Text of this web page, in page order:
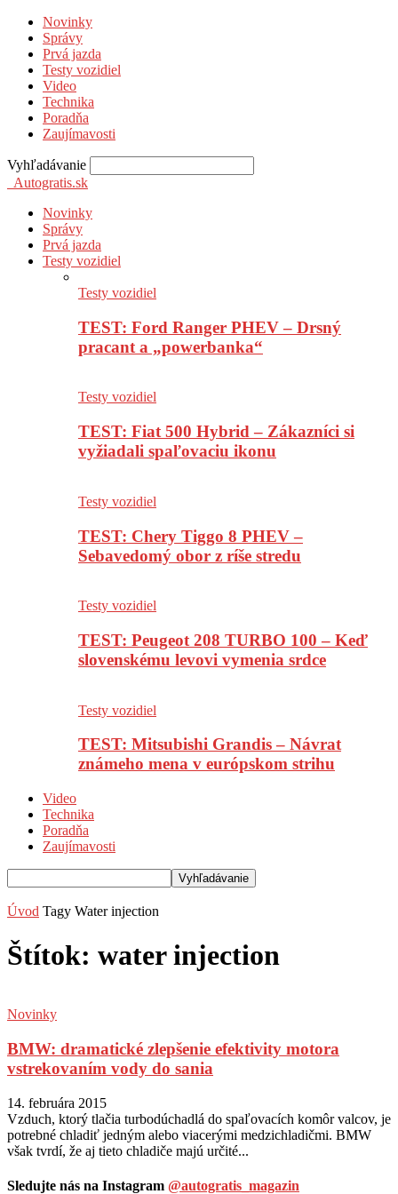
Novinky
Správy
Prvá jazda
Testy vozidiel
Video
Technika
Poradňa
Zaujímavosti
Vyhľadávanie
Autogratis.sk
Novinky
Správy
Prvá jazda
Testy vozidiel
Testy vozidiel
TEST: Ford Ranger PHEV – Drsný
pracant a „powerbanka“
Testy vozidiel
TEST: Fiat 500 Hybrid – Zákazníci si
vyžiadali spaľovaciu ikonu
Testy vozidiel
TEST: Chery Tiggo 8 PHEV –
Sebavedomý obor z ríše stredu
Testy vozidiel
TEST: Peugeot 208 TURBO 100 – Keď
slovenskému levovi vymenia srdce
Testy vozidiel
TEST: Mitsubishi Grandis – Návrat
známeho mena v európskom strihu
Video
Technika
Poradňa
Zaujímavosti
Úvod Tagy Water injection
Štítok: water injection
Novinky
BMW: dramatické zlepšenie efektivity motora
vstrekovaním vody do sania
14. februára 2015
Vzduch, ktorý tlačia turbodúchadlá do spaľovacích komôr valcov, je
potrebné chladiť jedným alebo viacerými medzichladičmi. BMW
však tvrdí, že aj tieto chladiče majú určité...
Sledujte nás na Instagram @autogratis_magazin